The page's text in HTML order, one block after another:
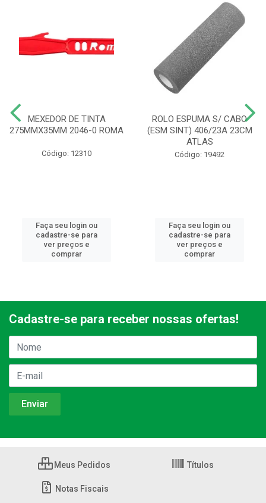
MEXEDOR DE TINTA
275MMX35MM 2046-0 ROMA
Código: 12310
Faça seu login ou
cadastre-se para
ver preços e
comprar
ROLO ESPUMA S/ CABO
(ESM SINT) 406/23A 23CM
ATLAS
Código: 19492
Faça seu login ou
cadastre-se para
ver preços e
comprar
Cadastre-se para receber nossas ofertas!
Meus Pedidos Títulos
Notas Fiscais